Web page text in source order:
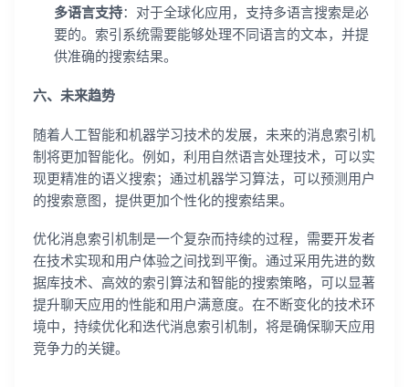
多语言支持：对于全球化应用，支持多语言搜索是必
要的。索引系统需要能够处理不同语言的文本，并提
供准确的搜索结果。
六、未来趋势
随着人工智能和机器学习技术的发展，未来的消息索引机
制将更加智能化。例如，利用自然语言处理技术，可以实
现更精准的语义搜索；通过机器学习算法，可以预测用户
的搜索意图，提供更加个性化的搜索结果。
优化消息索引机制是一个复杂而持续的过程，需要开发者
在技术实现和用户体验之间找到平衡。通过采用先进的数
据库技术、高效的索引算法和智能的搜索策略，可以显著
提升聊天应用的性能和用户满意度。在不断变化的技术环
境中，持续优化和迭代消息索引机制，将是确保聊天应用
竞争力的关键。